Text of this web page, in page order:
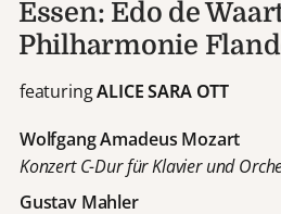
Essen: Edo de
Philharmonie
featuringALICE SARA OTT
Wolfgang Amadeus Mozart
Konzert C-Dur für Klavier und
Gustav Mahler